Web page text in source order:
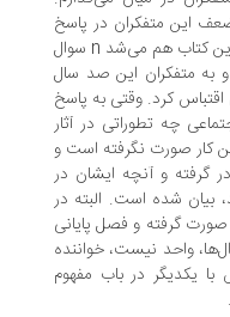
متفکران در پاسخ
به این سوال‌ها را می‌توان مقایسه کرد. در این کتاب هم می‌شد n سوال
این صد سال
کرد. وقتی به پاسخ
تطوراتی در آثار
نگرفته است و
و آنچه ایشان در
است. البته در
و فصل پایانی
نیست، خواننده
در باب مفهوم